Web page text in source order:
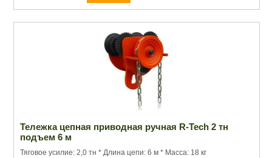
Тележка цепная приводная ручная R-Tech 2 тн
подъем 6 м
Тяговое усилие: 2,0 тн * Длина цепи: 6 м * Масса: 18 кг